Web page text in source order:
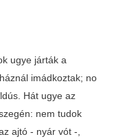
ugye járták a
imádkoztak; no
Hát ugye az
nem tudok
ajtó - nyár vót -,